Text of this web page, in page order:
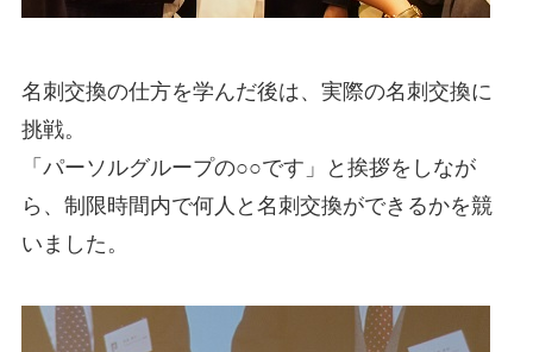
名刺交換の仕方を学んだ後は、実際の名刺交換に
挑戦。
「パーソルグループの○○です」と挨拶をしなが
ら、制限時間内で何人と名刺交換ができるかを競
いました。